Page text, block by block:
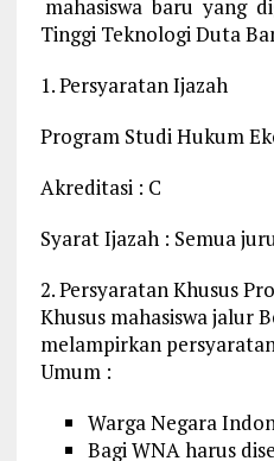
mahasiswa baru yang
Tinggi Teknologi Duta
1. Persyaratan Ijazah
Program Studi Hukum
Akreditasi : C
Syarat Ijazah : Semua
2. Persyaratan Khusus
Khusus mahasiswa jalur
melampirkan
Umum :
Warga Negara
Bagi WNA harus